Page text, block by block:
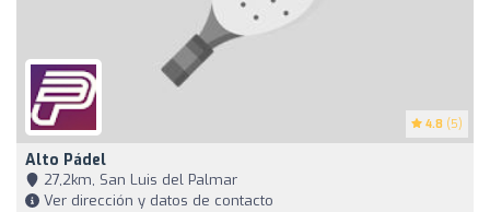
4.8 (5)
Alto Pádel
27,2km, San Luis del Palmar
Ver dirección y datos de contacto